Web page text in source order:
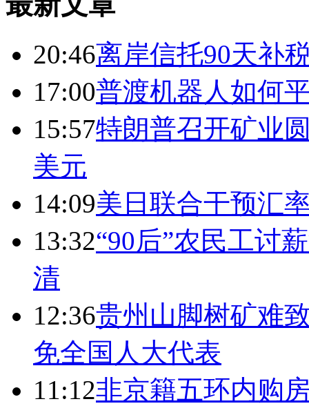
20:46离岸信托90天补
17:00普渡机器人如何
15:57特朗普召开矿业
美元
14:09美日联合干预汇
13:32“90后”农民工讨
清
12:36贵州山脚树矿难
免全国人大代表
11:12非京籍五环内购